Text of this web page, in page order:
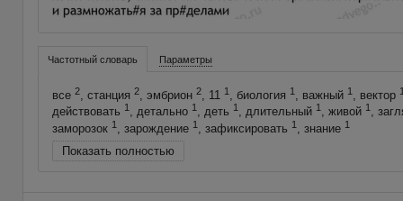
Частотный словарь Параметры
все 2, станция 2, эмбрион 2, 11 1, биология 1, важный 1, вектор
действовать 1, детально 1, деть 1, длительный 1, живой 1,
заморозок 1, зарождение 1, зафиксировать 1, знание 1
Показать полностью